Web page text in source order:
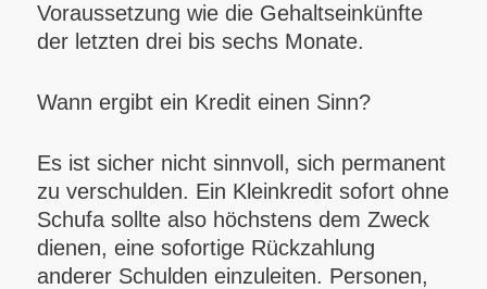
Voraussetzung wie die Gehaltseinkünfte
der letzten drei bis sechs Monate.
Wann ergibt ein Kredit einen Sinn?
Es ist sicher nicht sinnvoll, sich permanent
zu verschulden. Ein Kleinkredit sofort ohne
Schufa sollte also höchstens dem Zweck
dienen, eine sofortige Rückzahlung
anderer Schulden einzuleiten. Personen,